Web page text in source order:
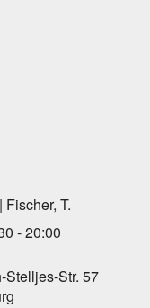
| Fischer, T.
- 20:00
Stelljes-Str. 57